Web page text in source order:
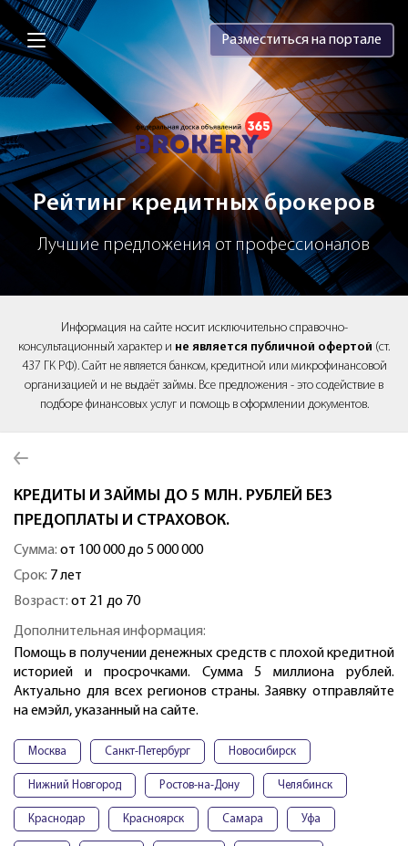
Brokery365 - Рейтинг кредитных
Разместиться на портале
Рейтинг кредитных брокеров
Лучшие предложения от профессионалов
Информация на сайте носит исключительно справочно-
консультационный характер и не является публичной офертой (ст.
437 ГК РФ). Сайт не является банком, кредитной или микрофинансовой
организацией и не выдаёт займы. Все предложения - это содействие в
подборе финансовых услуг и помощь в оформлении документов.
КРЕДИТЫ И ЗАЙМЫ ДО 5 МЛН. РУБЛЕЙ БЕЗ
ПРЕДОПЛАТЫ И СТРАХОВОК.
Сумма: от 100 000 до 5 000 000
Срок: 7 лет
Возраст: от 21 до 70
Дополнительная информация:
Помощь в получении денежных средств с плохой кредитной
историей и просрочками. Сумма 5 миллиона рублей.
Актуально для всех регионов страны. Заявку отправляйте
на емэйл, указанный на сайте.
Москва Санкт-Петербург Новосибирск
Нижний Новгород Ростов-на-Дону Челябинск
Краснодар Красноярск Самара Уфа